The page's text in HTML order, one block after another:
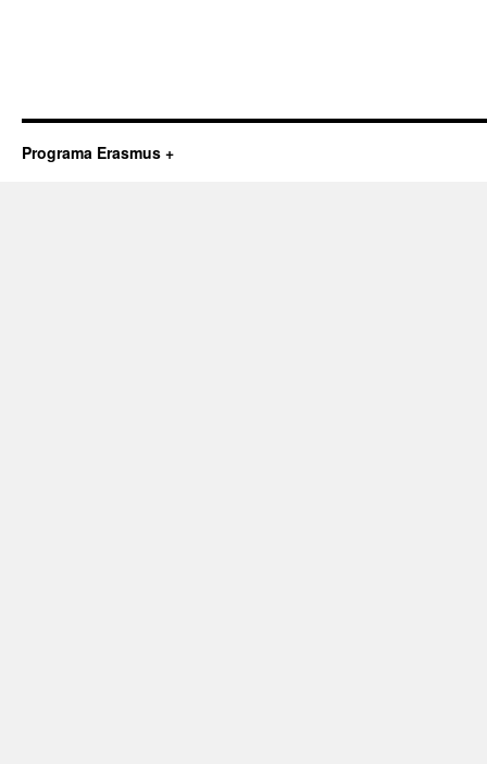
Programa Erasmus +